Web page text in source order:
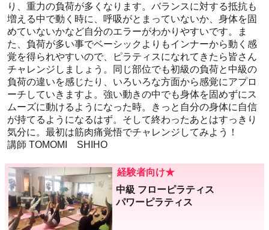
り、重力の負荷が多くなります。バランスに対する抵抗も
増える中で動く時に、呼吸がとまっていないか、身体を固
めていないかなど自分のエラーがわかりやすいです。ま
た、負荷が多い事でベーシックよりもインナーから動く感
覚を得られやすいので、ピラティスになれてきたら皆さん
チャレンジしましょう。同じ部位でも初級の負荷と中級の
負荷の違いを感じたり、いろいろな方面から感覚にアプロ
ーチしていきますよ。強い動きの中でも身体を固めずにス
ムーズに動けるようになった時。きっと自分の身体に自信
が持てるようになるはず。そして終わったあとはすっきり
気分に。最初は筋肉痛覚悟でチャレンジしてみよう！
講師 TOMOMI SHIHO
経験者向け★
中級 フローピラティス
パワーピラティス